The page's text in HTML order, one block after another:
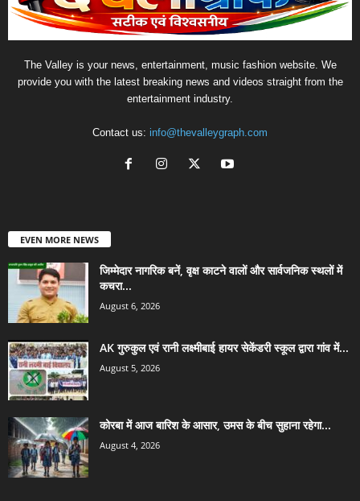
The Valley is your news, entertainment, music fashion website. We
provide you with the latest breaking news and videos straight from the
entertainment industry.
Contact us: info@thevalleygraph.com
EVEN MORE NEWS
जिम्मेदार नागरिक बनें, वृक्ष काटने वालों और सार्वजनिक स्थलों में
कचरा...
August 6, 2026
AK गुरुकुल एवं रानी लक्ष्मीबाई हायर सेकेंडरी स्कूल द्वारा गांव में...
August 5, 2026
कोरबा में आज बारिश के आसार, उमस के बीच सुहाना रहेगा...
August 4, 2026